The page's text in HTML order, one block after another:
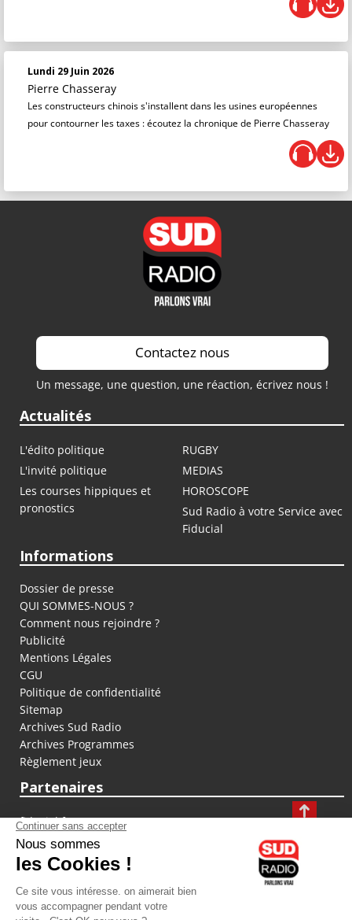
Lundi 29 Juin 2026
Pierre Chasseray
Les constructeurs chinois s'installent dans les usines européennes
pour contourner les taxes : écoutez la chronique de Pierre Chasseray
Contactez nous
Un message, une question, une réaction, écrivez nous !
Actualités
L'édito politique
RUGBY
L'invité politique
MEDIAS
Les courses hippiques et
pronostics
HOROSCOPE
Sud Radio à votre Service avec
Fiducial
Informations
Dossier de presse
QUI SOMMES-NOUS ?
Comment nous rejoindre ?
Publicité
Mentions Légales
CGU
Politique de confidentialité
Sitemap
Archives Sud Radio
Archives Programmes
Règlement jeux
Partenaires
fiducial.fr
lyoncapitale.fr
olympique-et-lyonnais.com
L'application Iphone / Android